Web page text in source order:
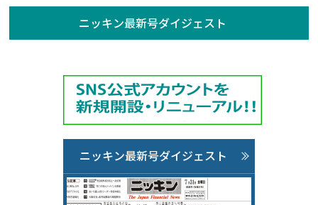
ニッキン最新号ダイジェスト
ニッキン最新号ダイジェスト